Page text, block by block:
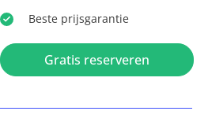
Beste prijsgarantie
Gratis reserveren